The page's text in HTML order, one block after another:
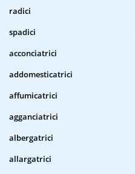
radici
spadici
acconciatrici
addomesticatrici
affumicatrici
agganciatrici
albergatrici
allargatrici